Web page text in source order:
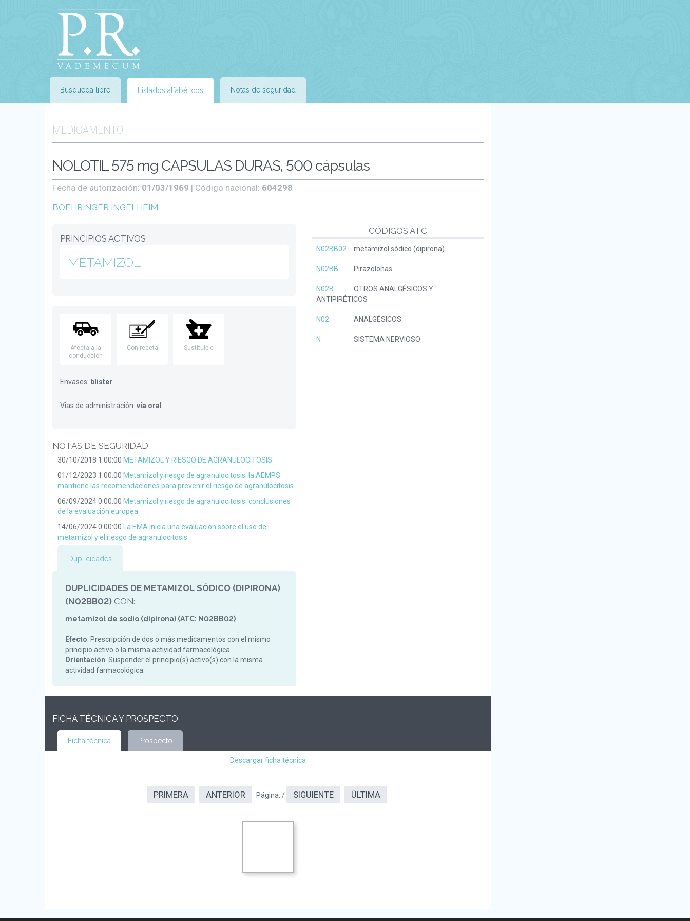
Búsqueda libre Listados alfabéticos Notas de seguridad
MEDICAMENTO
NOLOTIL 575 mg CAPSULAS DURAS, 500 cápsulas
Fecha de autorización: 01/03/1969 | Código nacional: 604298
BOEHRINGER INGELHEIM
CÓDIGOS ATC
N02BB02 metamizol sódico (dipirona)
N02BB Pirazolonas
N02B
OTROS ANALGÉSICOS Y
ANTIPIRÉTICOS
N02 ANALGÉSICOS
N SISTEMA NERVIOSO
PRINCIPIOS ACTIVOS
METAMIZOL
Afecta a la
conducción
Con receta Sustituible
Envases: blister
Vias de administración: vía oral
NOTAS DE SEGURIDAD
30/10/2018 1:00:00 METAMIZOL Y RIESGO DE AGRANULOCITOSIS
01/12/2023 1:00:00 Metamizol y riesgo de agranulocitosis: la AEMPS
mantiene las recomendaciones para prevenir el riesgo de agranulocitosis
06/09/2024 0:00:00 Metamizol y riesgo de agranulocitosis: conclusiones
de la evaluación europea
14/06/2024 0:00:00
La EMA inicia una evaluación sobre el uso de
metamizol y el riesgo de agranulocitosis
Duplicidades
DUPLICIDADES DE METAMIZOL SÓDICO (DIPIRONA)
(N02BB02) CON:
metamizol de sodio (dipirona) (ATC: N02BB02)
Efecto: Prescripción de dos o más medicamentos con el mismo
principio activo o la misma actividad farmacológica.
Orientación: Suspender el principio(s) activo(s) con la misma
actividad farmacológica.
FICHA TÉCNICA Y PROSPECTO
Ficha técnica Prospecto
Descargar ficha técnica
PRIMERA ANTERIOR Página: / SIGUIENTE ÚLTIMA